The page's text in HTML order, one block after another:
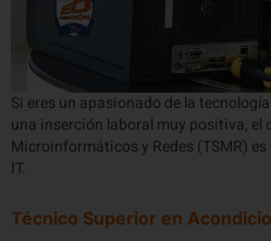
Si eres un apasionado de la
una inserción laboral muy positiva, el
Microinformáticos y Redes (TSMR)
IT.
Técnico Superior en